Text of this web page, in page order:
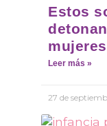
Estos
mujeres
Leer más »
27 de